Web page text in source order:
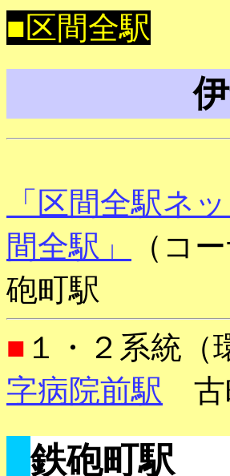
■区間全駅
「区間全駅ネ
間全駅」
（コ
砲町駅
■ １・２系統
字病院前駅 古
鉄砲町駅